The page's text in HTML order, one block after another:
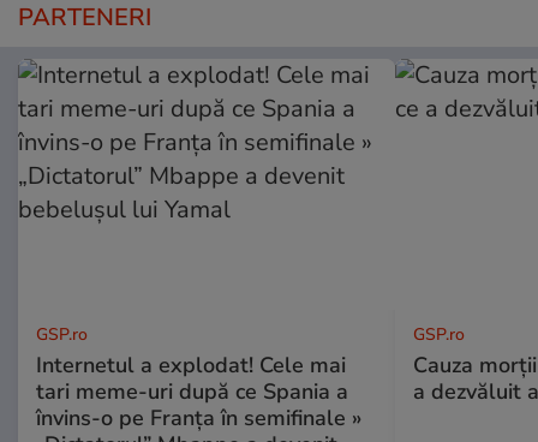
PARTENERI
GSP.ro
Internetul a explodat! Cele mai
tari meme-uri după ce Spania a
învins-o pe Franța în semifinale »
GSP.ro
Cauza
a dezvăluit